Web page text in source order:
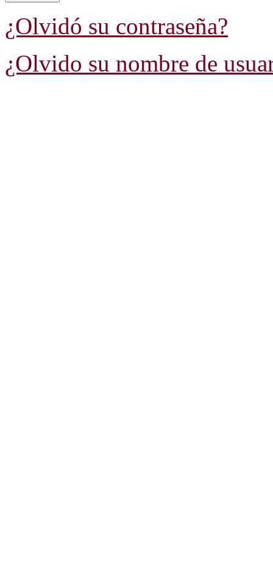
¿Olvidó su contraseña?
¿Olvido su nombre de